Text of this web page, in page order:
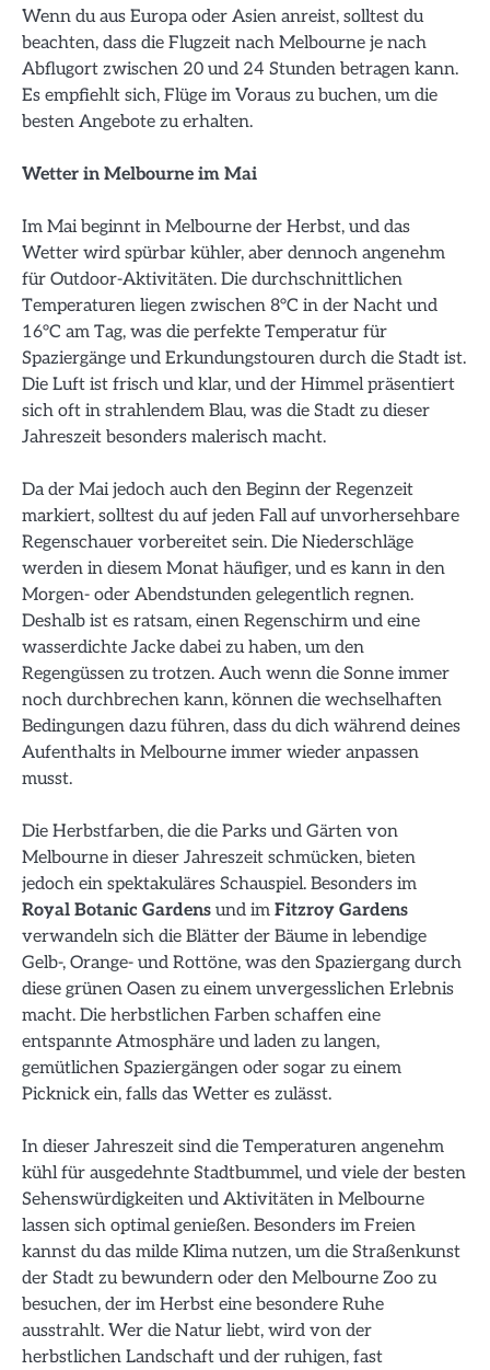
Wenn du aus Europa oder Asien anreist, solltest du
beachten, dass die Flugzeit nach Melbourne je nach
Abflugort zwischen 20 und 24 Stunden betragen kann.
Es empfiehlt sich, Flüge im Voraus zu buchen, um die
besten Angebote zu erhalten.
Wetter in Melbourne im Mai
Im Mai beginnt in Melbourne der Herbst, und das
Wetter wird spürbar kühler, aber dennoch angenehm
für Outdoor-Aktivitäten. Die durchschnittlichen
Temperaturen liegen zwischen 8°C in der Nacht und
16°C am Tag, was die perfekte Temperatur für
Spaziergänge und Erkundungstouren durch die Stadt ist.
Die Luft ist frisch und klar, und der Himmel präsentiert
sich oft in strahlendem Blau, was die Stadt zu dieser
Jahreszeit besonders malerisch macht.
Da der Mai jedoch auch den Beginn der Regenzeit
markiert, solltest du auf jeden Fall auf unvorhersehbare
Regenschauer vorbereitet sein. Die Niederschläge
werden in diesem Monat häufiger, und es kann in den
Morgen- oder Abendstunden gelegentlich regnen.
Deshalb ist es ratsam, einen Regenschirm und eine
wasserdichte Jacke dabei zu haben, um den
Regengüssen zu trotzen. Auch wenn die Sonne immer
noch durchbrechen kann, können die wechselhaften
Bedingungen dazu führen, dass du dich während deines
Aufenthalts in Melbourne immer wieder anpassen
musst.
Die Herbstfarben, die die Parks und Gärten von
Melbourne in dieser Jahreszeit schmücken, bieten
jedoch ein spektakuläres Schauspiel. Besonders im
Royal Botanic Gardens und im Fitzroy Gardens
verwandeln sich die Blätter der Bäume in lebendige
Gelb-, Orange- und Rottöne, was den Spaziergang durch
diese grünen Oasen zu einem unvergesslichen Erlebnis
macht. Die herbstlichen Farben schaffen eine
entspannte Atmosphäre und laden zu langen,
gemütlichen Spaziergängen oder sogar zu einem
Picknick ein, falls das Wetter es zulässt.
In dieser Jahreszeit sind die Temperaturen angenehm
kühl für ausgedehnte Stadtbummel, und viele der besten
Sehenswürdigkeiten und Aktivitäten in Melbourne
lassen sich optimal genießen. Besonders im Freien
kannst du das milde Klima nutzen, um die Straßenkunst
der Stadt zu bewundern oder den Melbourne Zoo zu
besuchen, der im Herbst eine besondere Ruhe
ausstrahlt. Wer die Natur liebt, wird von der
herbstlichen Landschaft und der ruhigen, fast